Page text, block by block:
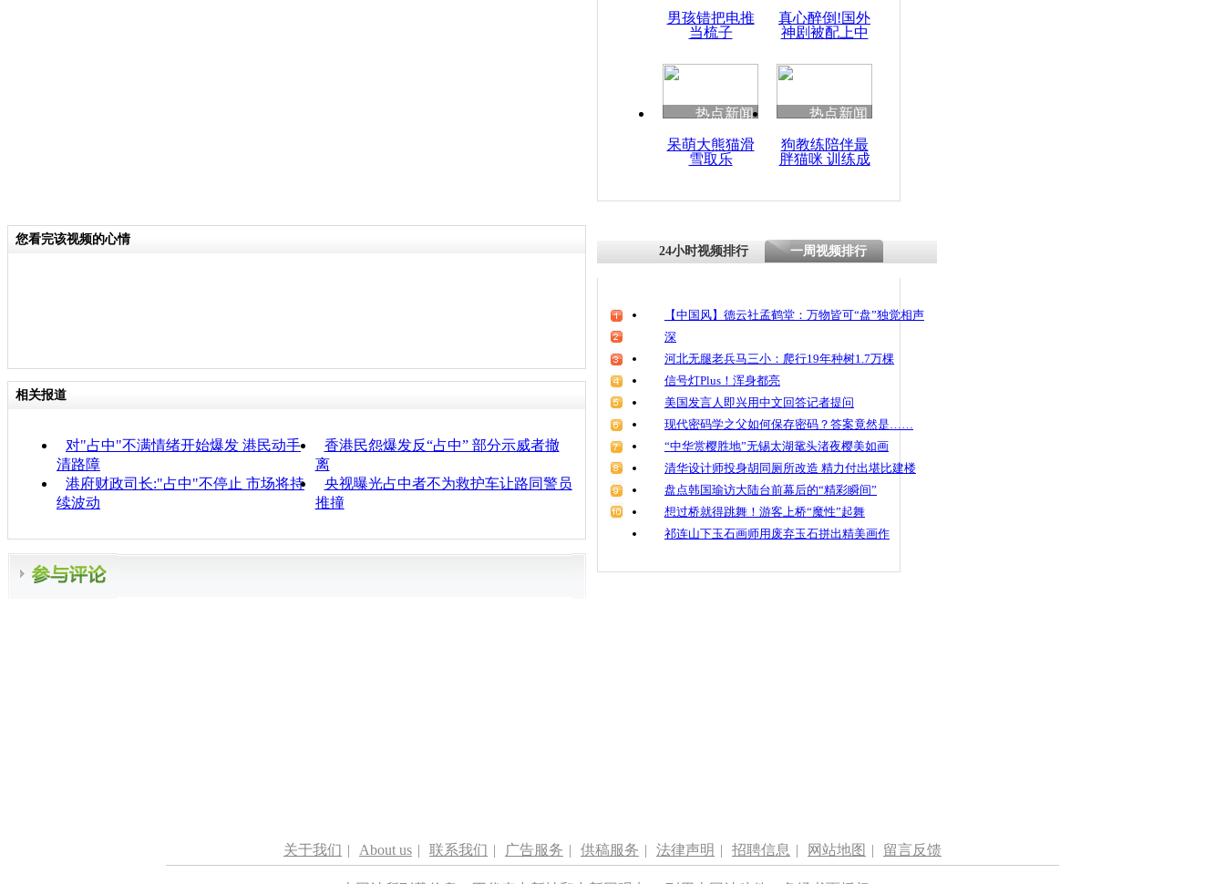
男孩错把电推
当梳子
真心醉倒!国外
神剧被配上中
热点新闻
呆萌大熊猫滑
雪取乐
热点新闻
狗教练陪伴最
胖猫咪 训练成
您看完该视频的心情
相关报道
对"占中"不满情绪开始爆发 港民动手
清路障
香港民怨爆发反“占中” 部分示威者撤
离
港府财政司长:"占中"不停止 市场将持
续波动
央视曝光占中者不为救护车让路同警员
推撞
24小时视频排行 一周视频排行
【中国风】德云社孟鹤堂：万物皆可“盘”独觉相声
深
河北无腿老兵马三小：爬行19年种树1.7万棵
信号灯Plus！浑身都亮
美国发言人即兴用中文回答记者提问
现代密码学之父如何保存密码？答案竟然是……
“中华赏樱胜地”无锡太湖鼋头渚夜樱美如画
清华设计师投身胡同厕所改造 精力付出堪比建楼
盘点韩国瑜访大陆台前幕后的“精彩瞬间”
想过桥就得跳舞！游客上桥“魔性”起舞
祁连山下玉石画师用废弃玉石拼出精美画作
关于我们 | About us | 联系我们 | 广告服务 | 供稿服务 | 法律声明 | 招聘信息 | 网站地图 | 留言反馈